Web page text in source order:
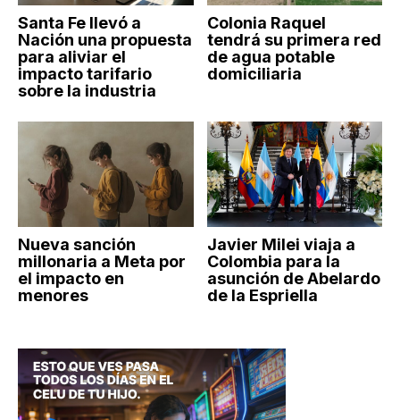
Santa Fe llevó a
Nación una propuesta
para aliviar el
impacto tarifario
sobre la industria
Colonia Raquel
tendrá su primera red
de agua potable
domiciliaria
Nueva sanción
millonaria a Meta por
el impacto en
menores
Javier Milei viaja a
Colombia para la
asunción de Abelardo
de la Espriella